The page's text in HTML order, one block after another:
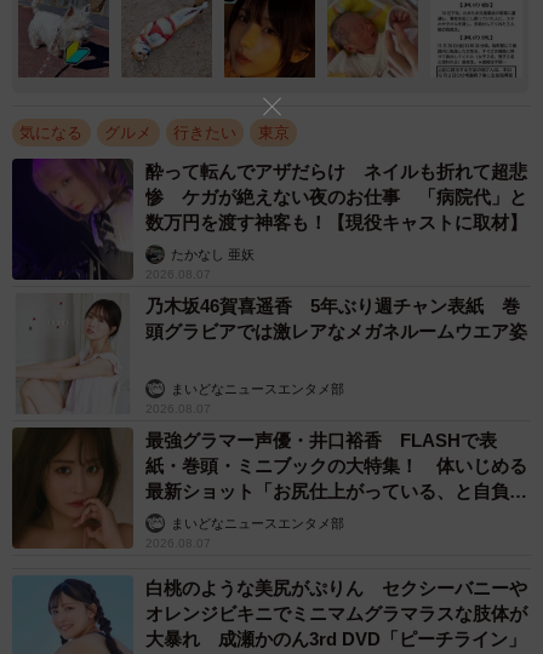
気になる グルメ 行きたい 東京
酔って転んでアザだらけ ネイルも折れて超悲
惨 ケガが絶えない夜のお仕事 「病院代」と
数万円を渡す神客も！【現役キャストに取材】
たかなし 亜妖
2026.08.07
乃木坂46賀喜遥香 5年ぶり週チャン表紙 巻
頭グラビアでは激レアなメガネルームウエア姿
まいどなニュースエンタメ部
2026.08.07
最強グラマー声優・井口裕香 FLASHで表
紙・巻頭・ミニブックの大特集！ 体いじめる
最新ショット「お尻仕上がっている、と自負し
ています」「いくつになっても理想の身体でい
たい」
まいどなニュースエンタメ部
2026.08.07
白桃のような美尻がぷりん セクシーバニーや
オレンジビキニでミニマムグラマラスな肢体が
大暴れ 成瀬かのん3rd DVD「ピーチライン」